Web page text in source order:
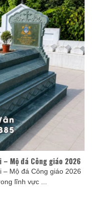
Mộ đá Công giáo 2026
– Mộ đá Công giáo 2026
lĩnh vực ...